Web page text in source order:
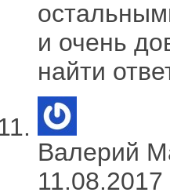
и очень
найти
Валерий
11.08.2017